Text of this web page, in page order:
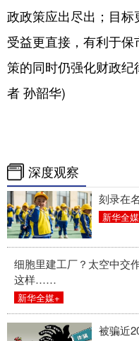
政政策应出尽出；目
受益更直接，有利于
策的同时仍强化财政
者 孙韶华)
深度观察
刻录在
新华全
细胞里建工厂？太空中交
这样……
新华全媒+
被骗近